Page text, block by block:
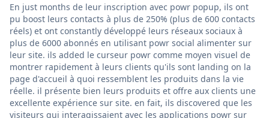
En just months de leur inscription avec powr popup, ils ont
pu boost leurs contacts à plus de 250% (plus de 600 contacts
réels) et ont constantly développé leurs réseaux sociaux à
plus de 6000 abonnés en utilisant powr social alimenter sur
leur site. ils added le curseur powr comme moyen visuel de
montrer rapidement à leurs clients qu'ils sont landing on la
page d'accueil à quoi ressemblent les produits dans la vie
réelle. il présente bien leurs produits et offre aux clients une
excellente expérience sur site. en fait, ils discovered que les
visiteurs qui interagissaient avec les applications powr sur